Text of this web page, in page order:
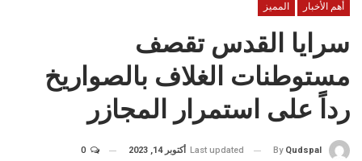
أهم الأخبار المميز
سرايا القدس تقصف
مستوطنات الغلاف بالصواريخ
رداً على استمرار المجازر
By Qudspal
Last updated أكتوبر 14, 2023